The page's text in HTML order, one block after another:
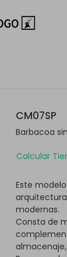
CM07SP
Barbacoa
Calcular
Este
modernas.
Consta de